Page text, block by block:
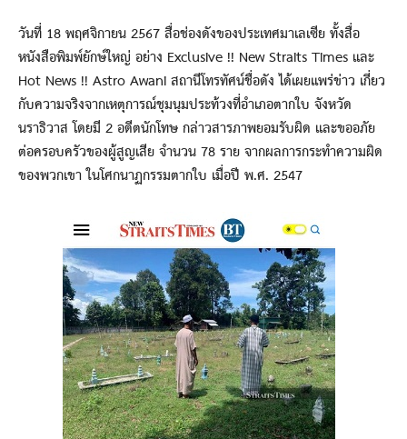
วันที่ 18 พฤศจิกายน 2567 สื่อช่องดังของประเทศมาเลเซีย ทั้งสื่อ
หนังสือพิมพ์ยักษ์ใหญ่ อย่าง Exclusive !! New Straits Times และ
Hot News !! Astro Awani สถานีโทรทัศน์ชื่อดัง ได้เผยแพร่ข่าว เกี่ยว
กับความจริงจากเหตุการณ์ชุมนุมประท้วงที่อำเภอตากใบ จังหวัด
นราธิวาส โดยมี 2 อดีตนักโทษ กล่าวสารภาพยอมรับผิด และขออภัย
ต่อครอบครัวของผู้สูญเสีย จำนวน 78 ราย จากผลการกระทำความผิด
ของพวกเขา ในโศกนาฏกรรมตากใบ เมื่อปี พ.ศ. 2547